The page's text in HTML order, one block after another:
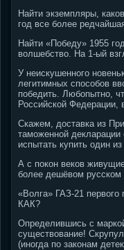
Найти экземпляры,
год все более
Найти «Победу» 1955
волшебство. На 1-ый
У неискушенного
легитимных способов
победить. Любопытно,
Российской Федерации,
Скажем, доставка из
таможенной
испытать купить один
А с покон веков
более дешёвом русском
«Волга» ГАЗ-21
КАК?
Определившись с
существование!
(иногда по законам